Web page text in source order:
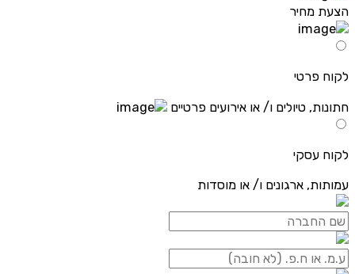
הצעת מחיר
לקוח פרטי
חתונות, טיולים ו/ או אירועים פרטיים
לקוח עסקי
עמותות, ארגונים ו/ או מוסדות